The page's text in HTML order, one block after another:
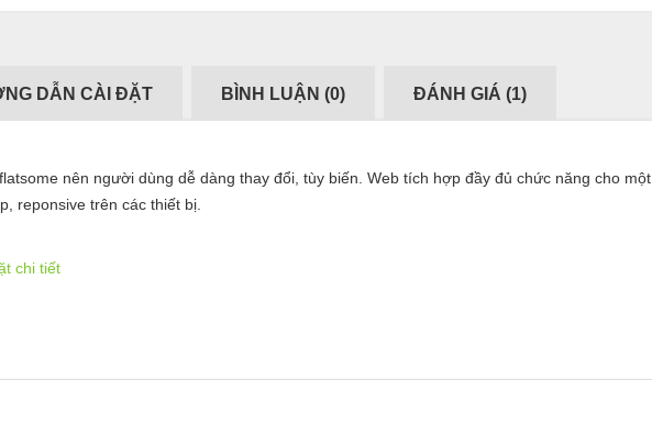
DẪN CÀI ĐẶT BÌNH LUẬN (0) ĐÁNH GIÁ (1)
nên người dùng dễ dàng thay đổi, tùy biến. Web tích hợp đầy đủ chức năng cho một
reponsive trên các thiết bị.
chi tiết